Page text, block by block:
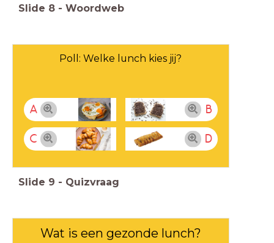
Slide 8 - Woordweb
Poll: Welke lunch kies jij?
A B
C D
Slide 9 - Quizvraag
Wat is een gezonde lunch?